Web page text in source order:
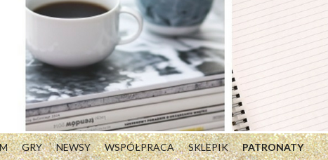
GRY NEWSY WSPÓŁPRACA SKLEPIK PATRONATY